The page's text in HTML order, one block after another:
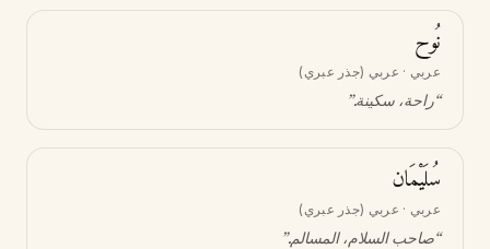
نُوح
عربي · عربي (جذر عبري)
“راحة، سكينة.”
سُلَيْمَان
عربي · عربي (جذر عبري)
“صاحب السلام، المسالم.”